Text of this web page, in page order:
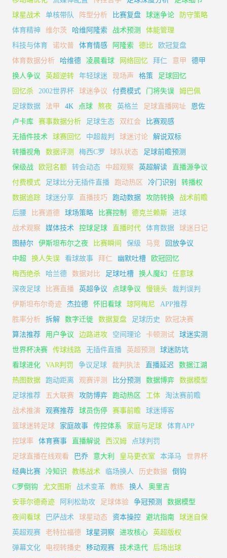
球星战术
单核带队 阵型分析 比赛复盘 球迷争论
防守策略
体育精神
维尔茨 哈维阿隆索 战术预测
体能管理
科技与体育
诺坎普 体育情感 阿隆索 德比
欧冠复盘
体育数据分析
哈维德 凌晨看球 网络回忆 拜仁 意甲
德甲
换人争议
英超逆转 年轻球迷 现场声 格策
足球回忆
回忆杀
2002世界杯 球迷争议 付费模式 门将失误
姆巴佩
足球数据
法甲 4K 点球 熬夜 英格兰 足球直播网址
恩佐
卢卡库
赛事数据分析 足球生态 双红会
比赛观感
无插件技术
球赛回忆 中超裁判 球迷讨论
解说双标
转播视角
数据评测 梅西C罗 球队状态
足球前瞻预测
保级战
欧冠名额 转会动态 中超观察 英超解读
直播源争议
付费模式
足球比分无插件直播 跑动热区 冷门识别
转播权
数据追踪
球迷分享 直播技巧 跑动数据 攻防转换
战术前瞻
后腰
比赛道德 球场策略 比赛控制 德克兰赖斯
进球
战术观察
媒体技术 控球足球 直播时代 体育数据
球迷日记
图赫尔
伊斯坦布尔之夜 比赛瞬间 保级 马竞
回放争议
中超
换人失误 看球故事 拜仁 幽默吐槽
欧冠回忆
梅西绝杀
哈兰德 数据对比 足球吐槽 换人魔幻
任意球
深夜足球
比赛直播 英超争议 点球争议 慢镜头
裁判误判
伊斯坦布尔奇迹
杰拉德 怀旧看球 琼阿梅尼
APP推荐
胜率分析
拆解 数字迁徙 数据复盘 足球历史
欧冠决赛
算法推荐
用户争议 边路进攻 空间理论 卡顿测试
球迷实测
世界杯决赛
传球线路 无插件直播 英超预测
球迷防坑
看球进化
VAR判罚 争议足球 裁判执法 直播延迟
数据江湖
热图数据
跑动距离 观赛评测 比分预测 数据博弈
数据模型
足球推荐
五大联赛 攻防博弈 跑动热区 工体
淘汰赛前瞻
战术推演
观赛推荐 球员伤停 赛事前瞻
球迷博客
篮球迷转足球
家庭故事 传控体系 家庭与足球
体育APP
控球率
体育赛事 直播解说 西汉姆
点球判罚
足球直播在线观看
巴乔 意大利 皇马更衣室 本泽马
世界杯
经典比赛
冷知识 教练战术 临场换人 历史数据
倒钩
C罗倒钩
尤文图斯 战术变革 教练 换人
奥里吉
安菲尔德奇迹
阿利松助攻 足球体验 争冠预测
数据模型
夜间看球
巴萨战术 球星动态 资本操控 避坑指南
球迷自保
英超观赛
老特拉福德 球星洞察 进攻核心
英超版权
弹幕文化
电视转播史 移动观赛 技术迭代
后场出球